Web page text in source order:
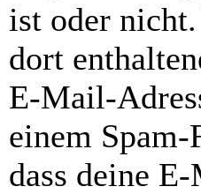
ist oder
dort
E-Mail-
einem
dass deine